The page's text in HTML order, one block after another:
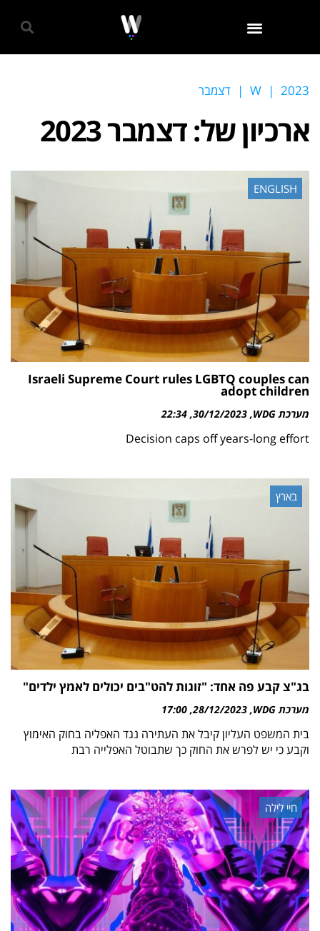
W | 2023
| דצמבר
ארכיון של:דצמבר 2023
ENGLISH
Israeli Supreme Court rules LGBTQ couples can
adopt children
מערכת WDG 30/12/2023
22:34
Decision caps off years-long effort
בארץ
בג"צ קבע פה אחד: "זוגות להט"בים יכולים לאמץ ילדים"
מערכת WDG 28/12/2023
17:00
בית המשפט העליון קיבל את העתירה נגד האפליה בחוק האימוץ
וקבע כי יש לפרש את החוק כך שתבוטל האפלייה רבת
חיי לילה